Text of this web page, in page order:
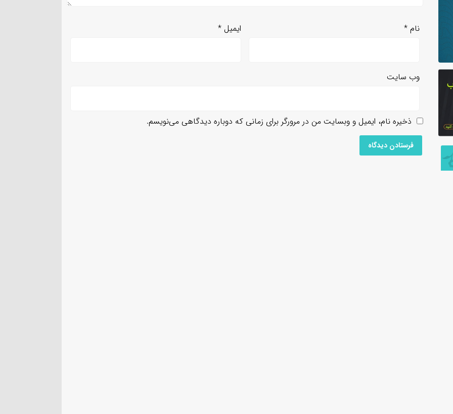
نام* ایمیل *
وب‌ سایت
ذخیره نام، ایمیل و وبسایت من در مرورگر برای زمانی که دوباره دیدگاهی می‌نویسم.